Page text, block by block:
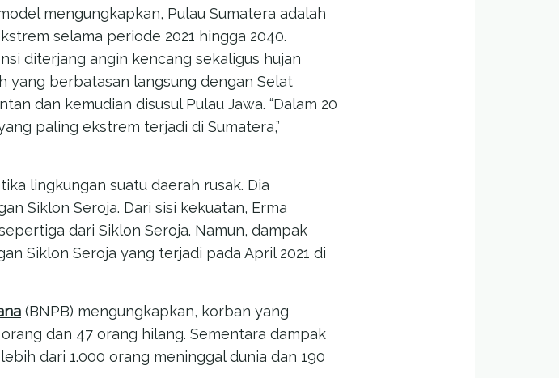
mengungkapkan, Pulau Sumatera adalah
selama periode 2021 hingga 2040.
diterjang angin kencang sekaligus hujan
yang berbatasan langsung dengan Selat
dan kemudian disusul Pulau Jawa. “Dalam 20
paling ekstrem terjadi di Sumatera,”
lingkungan suatu daerah rusak. Dia
Siklon Seroja. Dari sisi kekuatan, Erma
dari Siklon Seroja. Namun, dampak
Siklon Seroja yang terjadi pada April 2021 di
(BNPB) mengungkapkan, korban yang
dan 47 orang hilang. Sementara dampak
dari 1.000 orang meninggal dunia dan 190